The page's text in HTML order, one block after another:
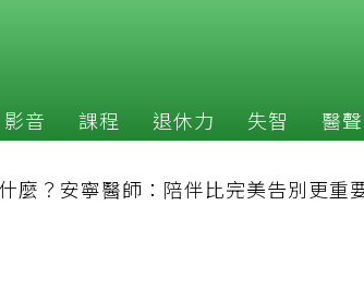
影音 課程 退休力 失智 醫聲
麼？安寧醫師：陪伴比完美告別更重